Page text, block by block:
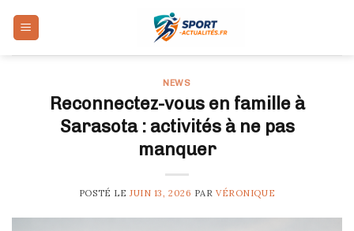
NEWS
Reconnectez-vous en famille à
Sarasota : activités à ne pas
manquer
POSTÉ LE JUIN 13, 2026 PARVÉRONIQUE